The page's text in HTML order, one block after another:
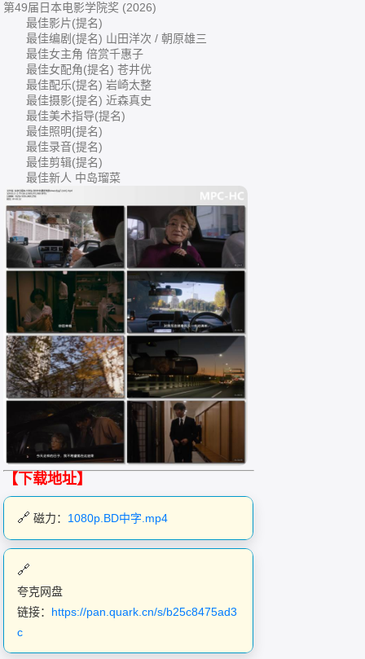
第49届日本电影学院奖 (2026)
最佳影片(提名)
最佳编剧(提名) 山田洋次 / 朝原雄三
最佳女主角 倍赏千惠子
最佳女配角(提名) 苍井优
最佳配乐(提名) 岩崎太整
最佳摄影(提名) 近森真史
最佳美术指导(提名)
最佳照明(提名)
最佳录音(提名)
最佳剪辑(提名)
最佳新人 中岛瑠菜
【下载地址】
磁力： 1080p.BD中字.mp4
夸克网盘
链接： https://pan.quark.cn/s/b25c8475ad3
c